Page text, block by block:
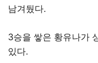
남겨뒀다.
3승을 쌓은 황유나가
있다.